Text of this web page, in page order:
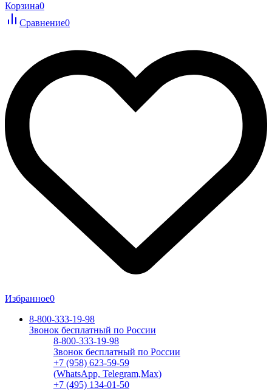
Корзина0
Сравнение0
Избранное0
8-800-333-19-98
Звонок бесплатный по России
8-800-333-19-98
Звонок бесплатный по России
+7 (958) 623-59-59
(WhatsApp, Telegram,Max)
+7 (495) 134-01-50